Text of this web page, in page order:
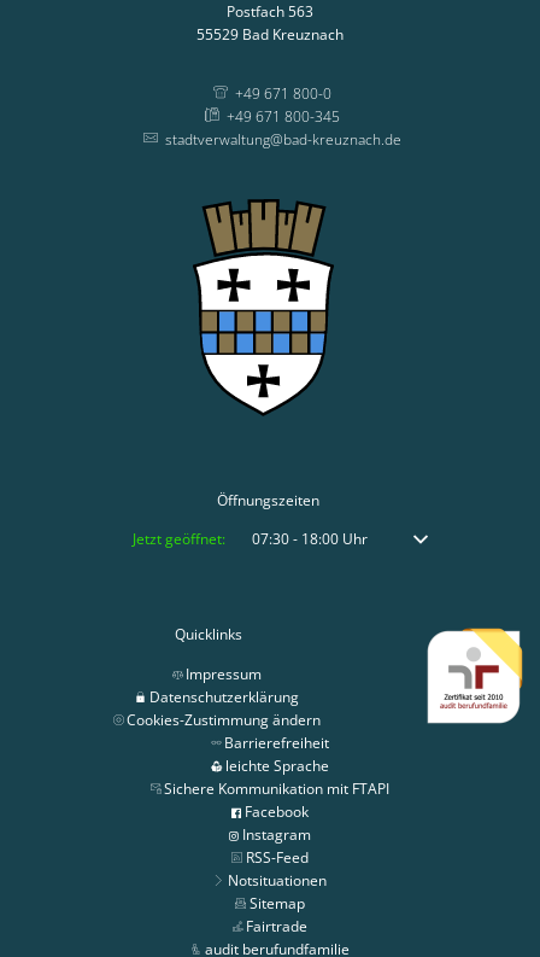
Postfach 563
55529 Bad Kreuznach
+49 671 800-0
+49 671 800-345
stadtverwaltung@bad-kreuznach.de
Öffnungszeiten
Klicken, um weitere Öffnungs- oder Schließzeiten auszublenden
Jetzt geöffnet: 07:30- 18:00Uhr Von 07:30 bis 18:00
Quicklinks
Impressum
Datenschutzerklärung
Cookies-Zustimmung ändern
Barrierefreiheit
leichte Sprache
Sichere Kommunikation mit FTAPI
Facebook
Instagram
RSS-Feed
Notsituationen
Sitemap
Fairtrade
audit berufundfamilie